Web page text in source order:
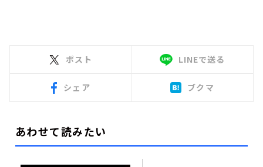
ポスト LINEで送る
シェア ブクマ
あわせて読みたい